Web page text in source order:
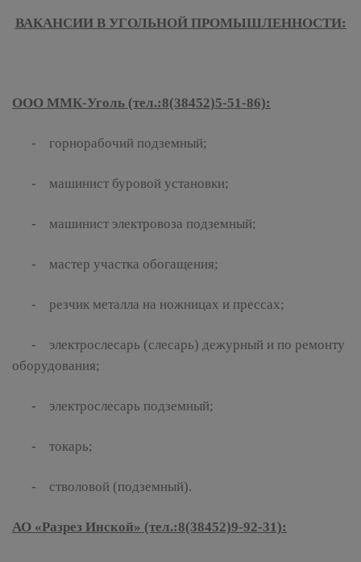
ВАКАНСИИ В УГОЛЬНОЙ ПРОМЫШЛЕННОСТИ:
ООО ММК-Уголь (тел.:8(38452)5-51-86):
- горнорабочий подземный;
- машинист буровой установки;
- машинист электровоза подземный;
- мастер участка обогащения;
- резчик металла на ножницах и прессах;
- электрослесарь (слесарь) дежурный и по ремонту
оборудования;
- электрослесарь подземный;
- токарь;
- стволовой (подземный).
АО «Разрез Инской» (тел.:8(38452)9-92-31):